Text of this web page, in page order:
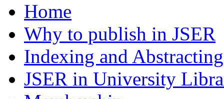
Home
Why to publish in JSER
Indexing and Abstracting
JSER in University